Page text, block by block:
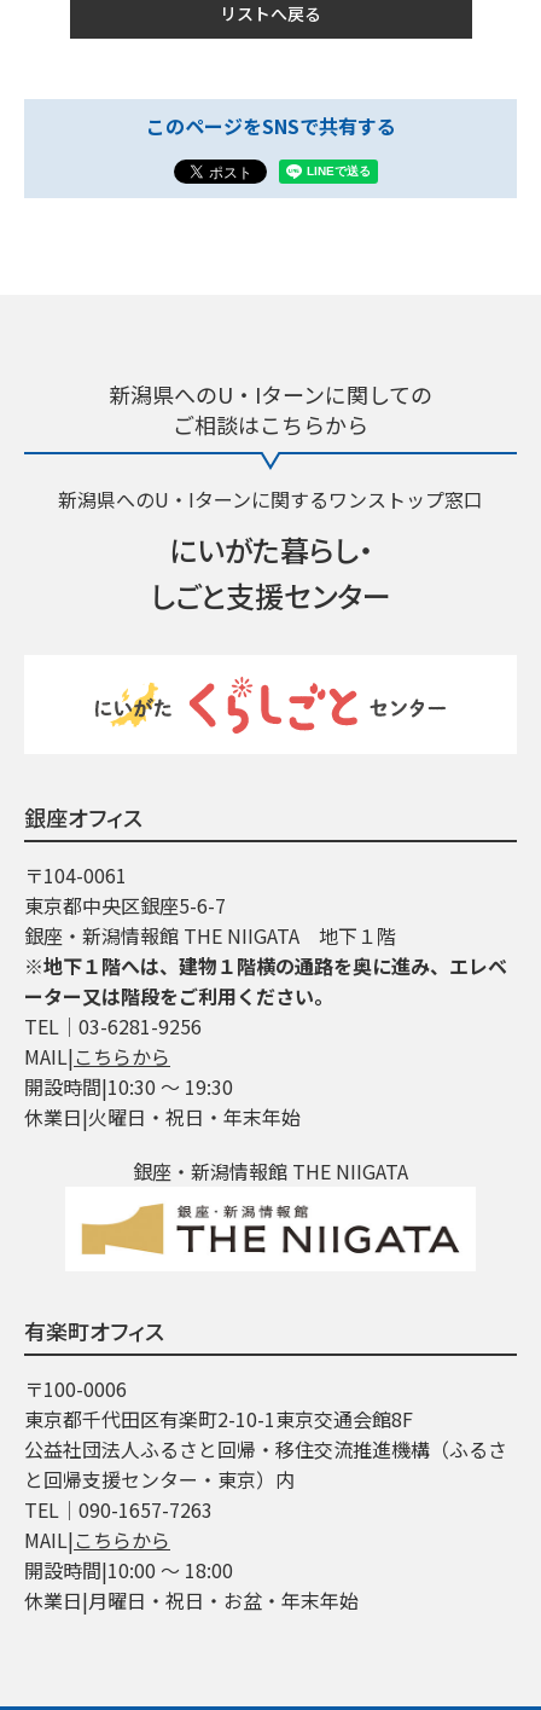
リストへ戻る
このページをSNSで共有する
新潟県へのU・Iターンに関しての
ご相談はこちらから
新潟県へのU・Iターンに関するワンストップ窓口
にいがた暮らし・
しごと支援センター
銀座オフィス
〒104-0061
東京都中央区銀座5-6-7
銀座・新潟情報館 THE NIIGATA 地下１階
※地下１階へは、建物１階横の通路を奥に進み、エレベ
ーター又は階段をご利用ください。
TEL│03-6281-9256
MAIL|こちらから
開設時間|10:30 ～ 19:30
休業日|火曜日・祝日・年末年始
銀座・新潟情報館 THE NIIGATA
有楽町オフィス
〒100-0006
東京都千代田区有楽町2-10-1東京交通会館8F
公益社団法人ふるさと回帰・移住交流推進機構（ふるさ
と回帰支援センター・東京）内
TEL│090-1657-7263
MAIL|こちらから
開設時間|10:00 ～ 18:00
休業日|月曜日・祝日・お盆・年末年始